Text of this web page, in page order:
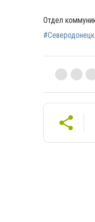
Отдел
#Северодонецк